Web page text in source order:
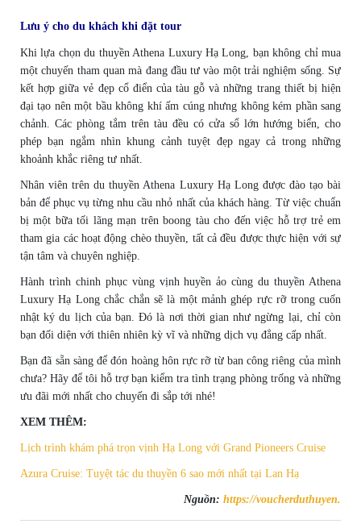
Lưu ý cho du khách khi đặt tour
Khi lựa chọn du thuyền Athena Luxury Hạ Long, bạn không chỉ mua
một chuyến tham quan mà đang đầu tư vào một trải nghiệm sống. Sự
kết hợp giữa vẻ đẹp cổ điển của tàu gỗ và những trang thiết bị hiện
đại tạo nên một bầu không khí ấm cúng nhưng không kém phần sang
chảnh. Các phòng tắm trên tàu đều có cửa sổ lớn hướng biển, cho
phép bạn ngắm nhìn khung cảnh tuyệt đẹp ngay cả trong những
khoảnh khắc riêng tư nhất.
Nhân viên trên du thuyền Athena Luxury Hạ Long được đào tạo bài
bản để phục vụ từng nhu cầu nhỏ nhất của khách hàng. Từ việc chuẩn
bị một bữa tối lãng mạn trên boong tàu cho đến việc hỗ trợ trẻ em
tham gia các hoạt động chèo thuyền, tất cả đều được thực hiện với sự
tận tâm và chuyên nghiệp.
Hành trình chinh phục vùng vịnh huyền ảo cùng du thuyền Athena
Luxury Hạ Long chắc chắn sẽ là một mảnh ghép rực rỡ trong cuốn
nhật ký du lịch của bạn. Đó là nơi thời gian như ngừng lại, chỉ còn
bạn đối diện với thiên nhiên kỳ vĩ và những dịch vụ đẳng cấp nhất.
Bạn đã sẵn sàng để đón hoàng hôn rực rỡ từ ban công riêng của mình
chưa? Hãy để tôi hỗ trợ bạn kiểm tra tình trạng phòng trống và những
ưu đãi mới nhất cho chuyến đi sắp tới nhé!
XEM THÊM:
Lịch trình khám phá trọn vịnh Hạ Long với Grand Pioneers Cruise
Azura Cruise: Tuyệt tác du thuyền 6 sao mới nhất tại Lan Hạ
Nguồn: https://voucherduthuyen.